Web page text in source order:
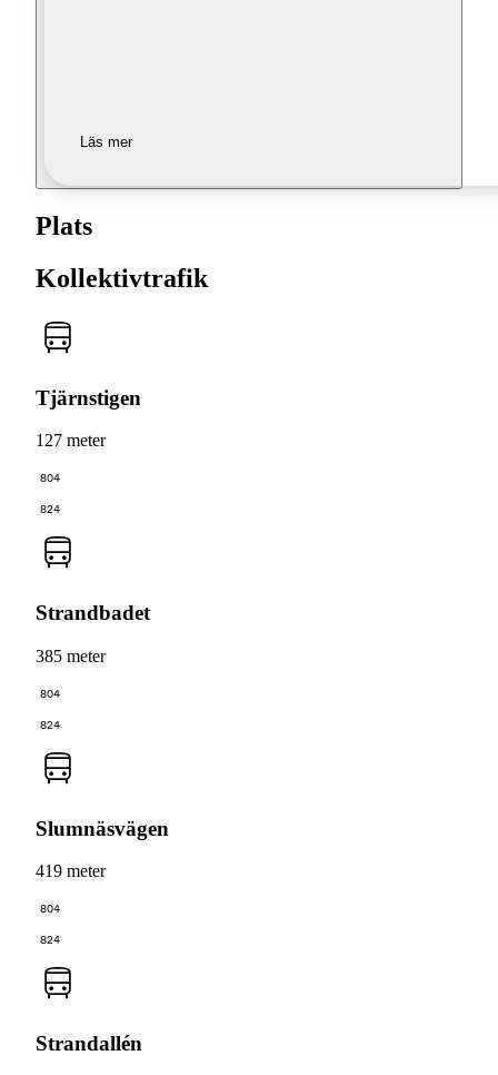
Läs mer
Plats
Kollektivtrafik
Tjärnstigen
127 meter
804
824
Strandbadet
385 meter
804
824
Slumnäsvägen
419 meter
804
824
Strandallén